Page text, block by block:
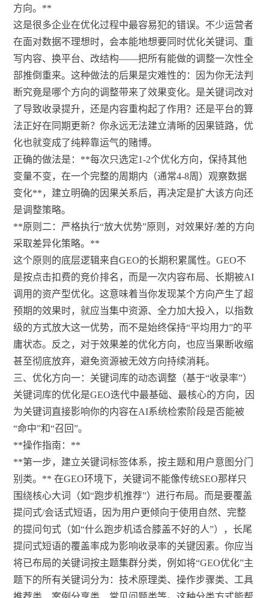
方向。**
这是很多企业在优化过程中最容易犯的错误。不少运营者
在面对数据不理想时，会本能地想要同时优化关键词、重
写内容、换平台、改结构——把所有能做的调整一次性全
部推倒重来。这种做法的后果是灾难性的：因为你无法判
断究竟是哪个方向的调整带来了效果变化。是关键词改对
了导致收录提升，还是内容重构起了作用？还是平台的算
法正好在同期更新？你永远无法建立清晰的因果链路，优
化也就变成了纯粹靠运气的赌博。
正确的做法是：**每次只选定1-2个优化方向，保持其他
变量不变，在一个完整的周期内（通常4-8周）观察数据
变化**，建立明确的因果关系后，再决定是扩大该方向还
是调整策略。
**原则二：严格执行“放大优势”原则，对效果好/差的方向
采取差异化策略。**
这个原则的底层逻辑来自GEO的长期积累属性。GEO不
是按点击扣费的竞价排名，而是一次内容布局、长期被AI
调用的资产型优化。这意味着当你发现某个方向产生了超
预期的效果时，就应当集中资源、全力加大投入，以指数
级的方式放大这一优势，而不是始终保持“平均用力”的平
庸状态。反之，对于效果差的优化方向，也应当果断收缩
甚至彻底放弃，避免资源被无效方向持续消耗。
三、优化方向一：关键词库的动态调整（基于“收录率”）
关键词库的优化是GEO迭代中最基础、最核心的方向，因
为关键词直接影响你的内容在AI系统检索阶段是否能被
“命中”和“召回”。
**操作指南：**
**第一步，建立关键词标签体系，按主题和用户意图分门
别类。** 在GEO环境下，关键词不能像传统SEO那样只
围绕核心大词（如“跑步机推荐”）进行布局。而是要覆盖
提问式/会话式短语，因为用户更倾向于使用自然、完整
的提问句式（如“什么跑步机适合膝盖不好的人”），长尾
提问式短语的覆盖率成为影响收录率的关键因素。你应当
将已布局的关键词按主题集群分类，例如将“GEO优化”主
题下的所有关键词分为：技术原理类、操作步骤类、工具